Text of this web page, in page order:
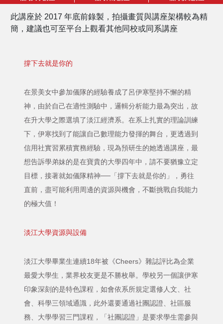
此講座於 2017 年底前錄製，拍攝畫質與講座架構較為精
簡，建議也可至平台上觀看其他同校或同系講座
撐下去就是你的
在景美女中參加儀隊的經驗養成了呂伊寒堅持不懈的精
神，由於自己在適性測驗中，邏輯分析能力最為突出，故
在升大學之際選填了淡江經濟系。在系上扎實的理論訓練
下，伊寒找到了能讓自己數理能力發揮的舞台，更透過到
信用社實習累積實務經驗，現為預研生的她透過講座，最
想告訴學弟妹的是在寶貴的大學四年中，請不要猶豫立定
目標，接著就如儀隊精神──「撐下去就是你的」，勇往
直前，盡可能利用周邊的資源與機會，不斷挑戰自我能力
的極大值！
淡江大學資源與設備
淡江大學畢業生連續18年被《Cheers》雜誌評比為企業
最愛大學生，業界校友更是不勝枚舉。學校另一個讓伊寒
印象深刻的是特色課程，如會依系所規定選修人文、社
會、科學三領域通識，此外還要通過社團認證、社區服
務、大學學習三門課程，「社團認證」是要求學生需參與